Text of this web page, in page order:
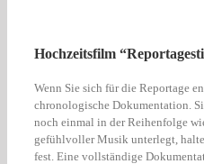
Hochzeitsfilm
Wenn Sie sich für die Reportage
chronologische Dokumentation.
noch einmal in der Reihenfolge
gefühlvoller Musik unterlegt,
fest. Eine vollständige